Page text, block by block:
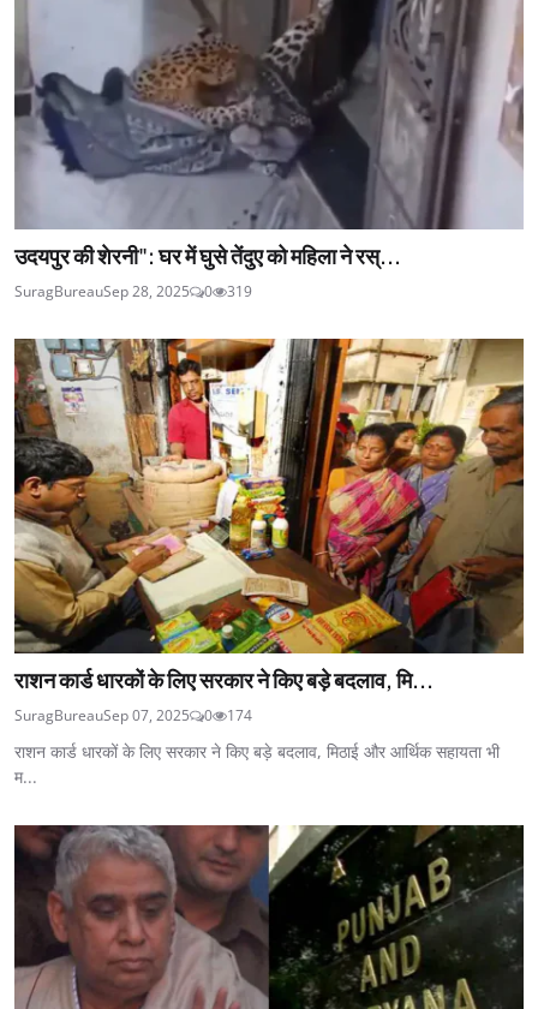
उदयपुर की शेरनी": घर में घुसे तेंदुए को महिला ने रस्...
SuragBureauSep 28, 2025 0 319
राशन कार्ड धारकों के लिए सरकार ने किए बड़े बदलाव, मि...
SuragBureauSep 07, 2025 0 174
राशन कार्ड धारकों के लिए सरकार ने किए बड़े बदलाव, मिठाई और आर्थिक सहायता भी
म...